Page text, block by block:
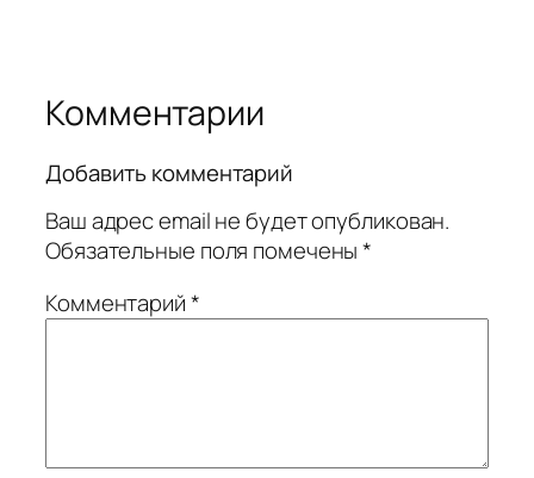
Комментарии
Добавить комментарий
Ваш адрес email не будет опубликован.
Обязательные поля помечены*
Комментарий*